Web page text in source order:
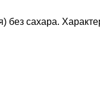
сахара.